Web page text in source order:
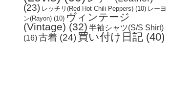
(23) レッチリ(Red Hot Chili Peppers) (10) レーヨ
ン(Rayon) (10) ヴィンテージ
(Vintage) (32) 半袖シャツ(S/S Shirt)
(16)古着 (24) 買い付け日記 (40)